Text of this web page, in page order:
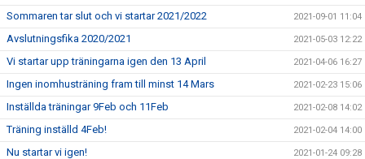
Sommaren tar slut och vi startar 2021/2022 2021-09-01 11:04
Avslutningsfika 2020/2021 2021-05-03 12:22
Vi startar upp träningarna igen den 13 April 2021-04-06 16:27
Ingen inomhusträning fram till minst 14 Mars 2021-02-23 15:06
Inställda träningar 9Feb och 11Feb 2021-02-08 14:02
Träning inställd 4Feb! 2021-02-04 14:00
Nu startar vi igen! 2021-01-24 09:28